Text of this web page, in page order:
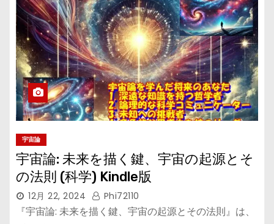
宇宙論
宇宙論: 未来を描く鍵、宇宙の起源とそ
の法則 (科学) Kindle版
12月 22, 2024 Phi72110
『宇宙論: 未来を描く鍵、宇宙の起源とその法則』は、